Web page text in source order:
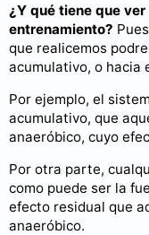
¿Y qué tiene que
entrenamiento?
que realicemos
acumulativo, o hacia
Por ejemplo, el
acumulativo, que
anaeróbico, cuyo
Por otra parte,
como puede ser la
efecto residual que
anaeróbico.